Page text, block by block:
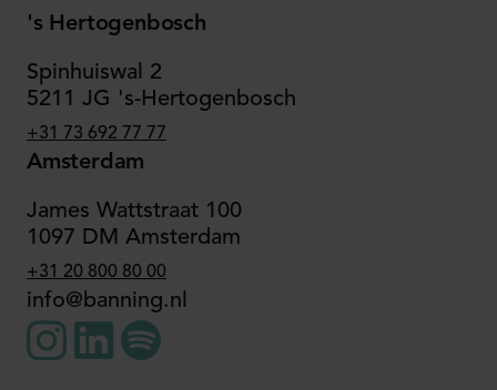
's Hertogenbosch
Spinhuiswal 2
5211 JG 's-Hertogenbosch
+31 73 692 77 77
Amsterdam
James Wattstraat 100
1097 DM Amsterdam
+31 20 800 80 00
info@banning.nl